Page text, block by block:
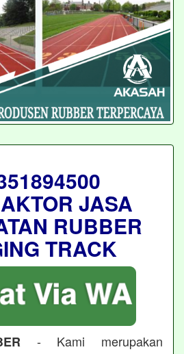
JASA
RUBBER
TRACK
- Kami merupakan